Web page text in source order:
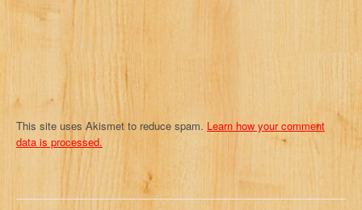
n
This site uses Akismet to reduce spam. Learn how your comment
data is processed.